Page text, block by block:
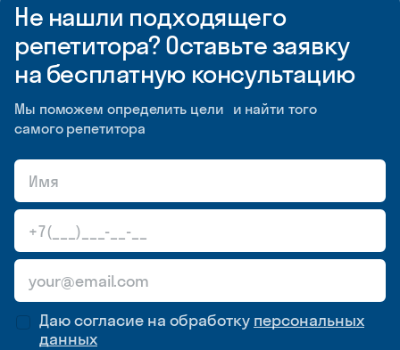
Не нашли подходящего
репетитора? Оставьте заявку
на бесплатную консультацию
Мы поможем определить цели и найти того
самого репетитора
Даю согласие на обработку персональных
данных